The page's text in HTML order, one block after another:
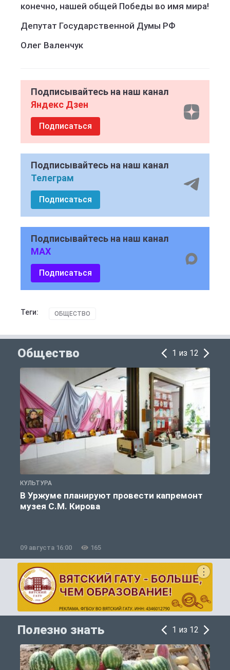
конечно, нашей общей Победы во имя мира!
Депутат Государственной Думы РФ
Олег Валенчук
Подписывайтесь на наш канал
Яндекс Дзен
Подписаться
Подписывайтесь на наш канал
Телеграм
Подписаться
Подписывайтесь на наш канал
MAX
Подписаться
Теги: ОБЩЕСТВО
Общество 1 из 12
КУЛЬТУРА
В Уржуме планируют провести капремонт
музея С.М. Кирова
09 августа 16:00 165
Полезно знать 1 из 12